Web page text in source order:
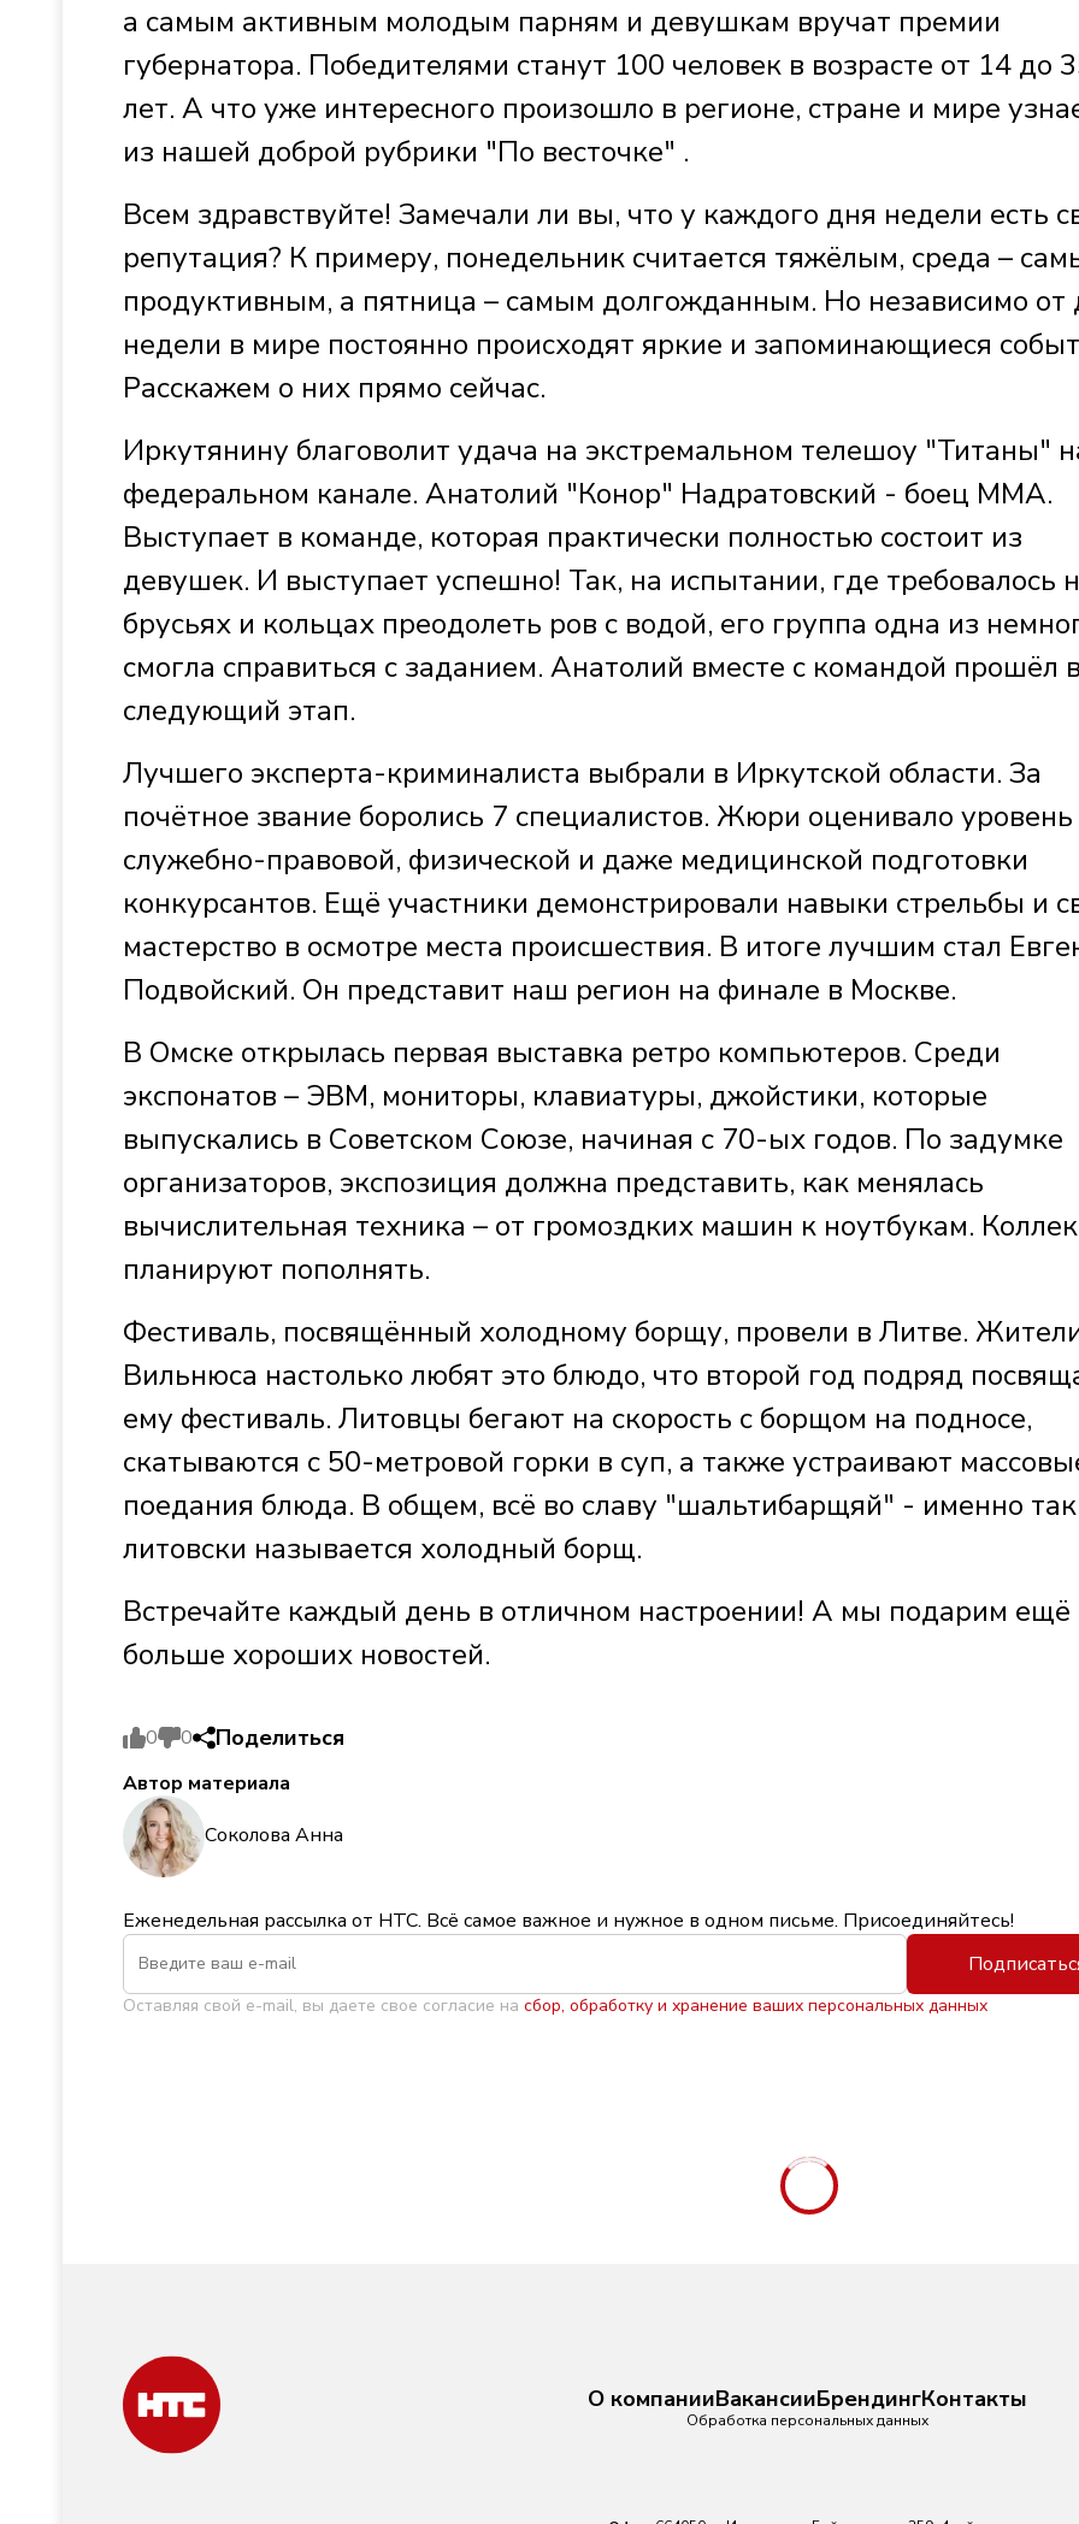
а самым активным молодым парням и девушкам вручат премии
губернатора. Победителями станут 100 человек в возрасте от 14 до
лет. А что уже интересного произошло в регионе, стране и мире
из нашей доброй рубрики "По весточке" .
Всем здравствуйте! Замечали ли вы, что у каждого дня недели есть
репутация? К примеру, понедельник считается тяжёлым, среда –
продуктивным, а пятница – самым долгожданным. Но независимо от
недели в мире постоянно происходят яркие и запоминающиеся
Расскажем о них прямо сейчас.
Иркутянину благоволит удача на экстремальном телешоу "Титаны"
федеральном канале. Анатолий "Конор" Надратовский - боец ММА.
Выступает в команде, которая практически полностью состоит из
девушек. И выступает успешно! Так, на испытании, где требовалось
брусьях и кольцах преодолеть ров с водой, его группа одна из
смогла справиться с заданием. Анатолий вместе с командой прошёл в
следующий этап.
Лучшего эксперта-криминалиста выбрали в Иркутской области. За
почётное звание боролись 7 специалистов. Жюри оценивало уровень
служебно-правовой, физической и даже медицинской подготовки
конкурсантов. Ещё участники демонстрировали навыки стрельбы и
мастерство в осмотре места происшествия. В итоге лучшим стал
Подвойский. Он представит наш регион на финале в Москве.
В Омске открылась первая выставка ретро компьютеров. Среди
экспонатов – ЭВМ, мониторы, клавиатуры, джойстики, которые
выпускались в Советском Союзе, начиная с 70-ых годов. По задумке
организаторов, экспозиция должна представить, как менялась
вычислительная техника – от громоздких машин к ноутбукам.
планируют пополнять.
Фестиваль, посвящённый холодному борщу, провели в Литве.
Вильнюса настолько любят это блюдо, что второй год подряд
ему фестиваль. Литовцы бегают на скорость с борщом на подносе,
скатываются с 50-метровой горки в суп, а также устраивают
поедания блюда. В общем, всё во славу "шальтибарщяй" - именно
литовски называется холодный борщ.
Встречайте каждый день в отличном настроении! А мы подарим ещё
больше хороших новостей.
0 0 Поделиться
Автор материала
Соколова Анна
Еженедельная рассылка от НТС. Всё самое важное и нужное в одном письме. Присоединяйтесь!
Оставляя свой e-mail, вы даете свое согласие на сбор, обработку и хранение ваших персональных данных
О компанииВакансииБрендингКонтакты
Обработка персональных данных